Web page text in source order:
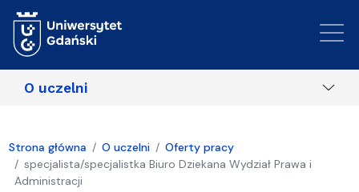
O uczelni
Strona główna O uczelni
Oferty pracy
specjalista/specjalistka Biuro Dziekana Wydział Prawa i
Administracji